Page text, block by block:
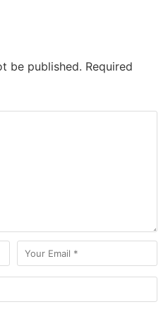
be published. Required